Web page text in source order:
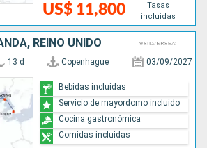
US$ 11,800
Tasas
incluidas
REINO UNIDO
13 d Copenhague 03/09/2027
Bebidas incluidas
Servicio de mayordomo incluido
Cocina gastronómica
Comidas incluidas